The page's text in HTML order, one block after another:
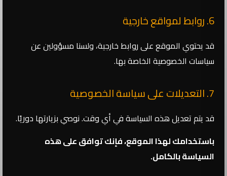
6. روابط لمواقع خارجية
قد يحتوي الموقع على روابط خارجية، ولسنا مسؤولين عن
سياسات الخصوصية الخاصة بها.
7. التعديلات على سياسة الخصوصية
قد يتم تعديل هذه السياسة في أي وقت. نوصي بزيارتها دوريًا.
باستخدامك لهذا الموقع، فإنك توافق على هذه
السياسة بالكامل.